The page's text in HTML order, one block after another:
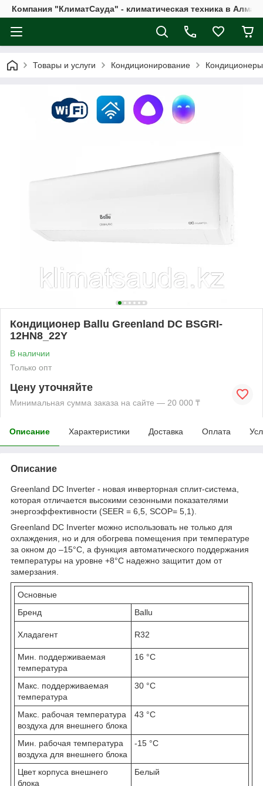
Компания "КлиматСауда" - климатическая техника в
Товары и услуги Кондиционирование
Кондиционер Ballu Greenland DC BSGRI-
12HN8_22Y
В наличии
Только опт
Цену уточняйте
Минимальная сумма заказа на сайте — 20 000 ₸
Описание Характеристики Доставка Оплата
Описание
Greenland DС Inverter - новая инверторная сплит-система,
которая отличается высокими сезонными показателями
энергоэффективности (SEER = 6,5, SCOP= 5,1).
Greenland DС Inverter можно использовать не только для
охлаждения, но и для обогрева помещения при температуре
за окном до –15°C, а функция автоматического поддержания
температуры на уровне +8°C надежно защитит дом от
замерзания.
Основные
Бренд
Ballu
Хладагент R32
Мин. поддерживаемая
температура
16 °С
Макс. поддерживаемая
температура
30 °С
Макс. рабочая температура
воздуха для внешнего блока
43 °С
Мин. рабочая температура
воздуха для внешнего блока
-15 °С
Цвет корпуса внешнего
блока
Белый